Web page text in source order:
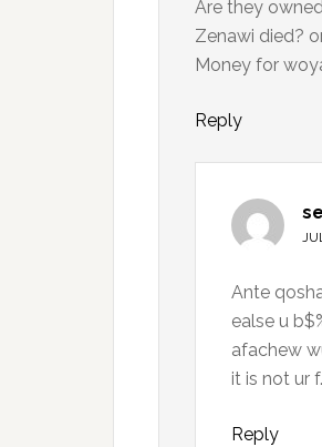
Are they
Zenawi died?
Money for
Reply
Ante
ealse u
afachew
it is not ur
Reply